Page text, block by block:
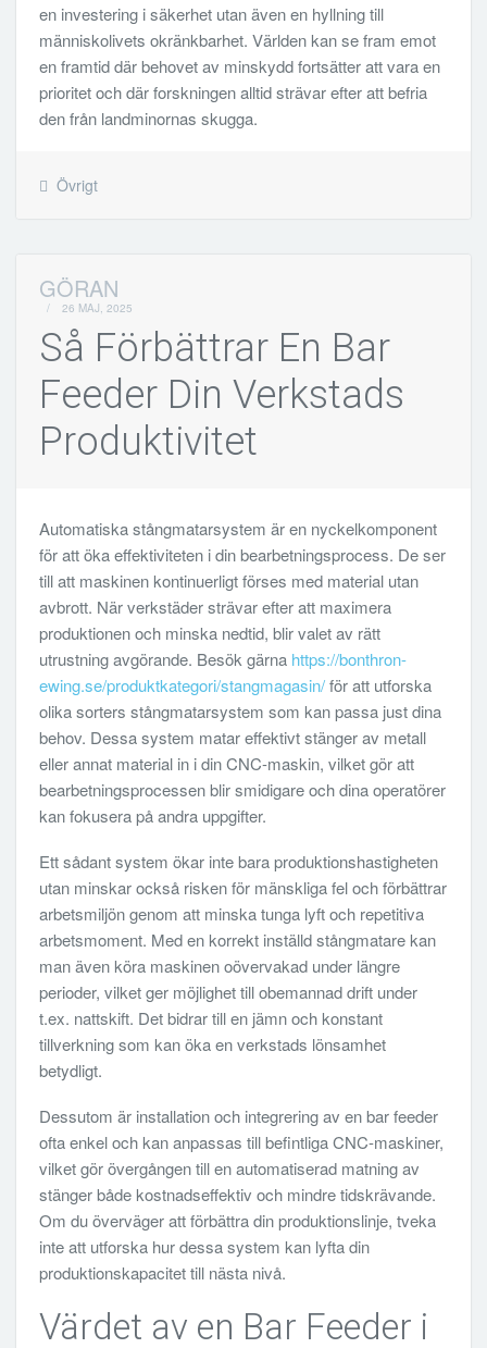
en investering i säkerhet utan även en hyllning till
människolivets okränkbarhet. Världen kan se fram emot
en framtid där behovet av minskydd fortsätter att vara en
prioritet och där forskningen alltid strävar efter att befria
den från landminornas skugga.
Övrigt
GÖRAN
/ 26 MAJ, 2025
Så Förbättrar En Bar
Feeder Din Verkstads
Produktivitet
Automatiska stångmatarsystem är en nyckelkomponent
för att öka effektiviteten i din bearbetningsprocess. De ser
till att maskinen kontinuerligt förses med material utan
avbrott. När verkstäder strävar efter att maximera
produktionen och minska nedtid, blir valet av rätt
utrustning avgörande. Besök gärna https://bonthron-
ewing.se/produktkategori/stangmagasin/för att utforska
olika sorters stångmatarsystem som kan passa just dina
behov. Dessa system matar effektivt stänger av metall
eller annat material in i din CNC-maskin, vilket gör att
bearbetningsprocessen blir smidigare och dina operatörer
kan fokusera på andra uppgifter.
Ett sådant system ökar inte bara produktionshastigheten
utan minskar också risken för mänskliga fel och förbättrar
arbetsmiljön genom att minska tunga lyft och repetitiva
arbetsmoment. Med en korrekt inställd stångmatare kan
man även köra maskinen oövervakad under längre
perioder, vilket ger möjlighet till obemannad drift under
t.ex. nattskift. Det bidrar till en jämn och konstant
tillverkning som kan öka en verkstads lönsamhet
betydligt.
Dessutom är installation och integrering av en bar feeder
ofta enkel och kan anpassas till befintliga CNC-maskiner,
vilket gör övergången till en automatiserad matning av
stänger både kostnadseffektiv och mindre tidskrävande.
Om du överväger att förbättra din produktionslinje, tveka
inte att utforska hur dessa system kan lyfta din
produktionskapacitet till nästa nivå.
Värdet av en Bar Feeder i